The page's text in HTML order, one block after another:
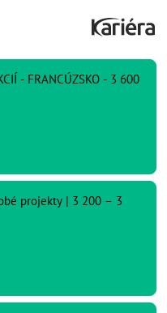
- FRANCÚZSKO - 3 600
projekty | 3 200 – 3